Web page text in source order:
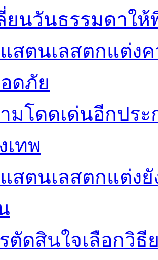
ยนวันธรรมดาใ
สตนเลสตกแต่ง
ดภัย
มโดดเด่นอีกปร
เทพ
สตนเลสตกแต่ง
ตัดสินใจเลือกวิ